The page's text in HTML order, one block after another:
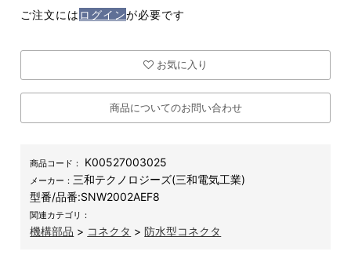
ご注文には ログインが必要です
お気に入り
商品についてのお問い合わせ
商品コード： K00527003025
メーカー：三和テクノロジーズ(三和電気工業)
型番/品番:SNW2002AEF8
関連カテゴリ：
機構部品 > コネクタ >防水型コネクタ